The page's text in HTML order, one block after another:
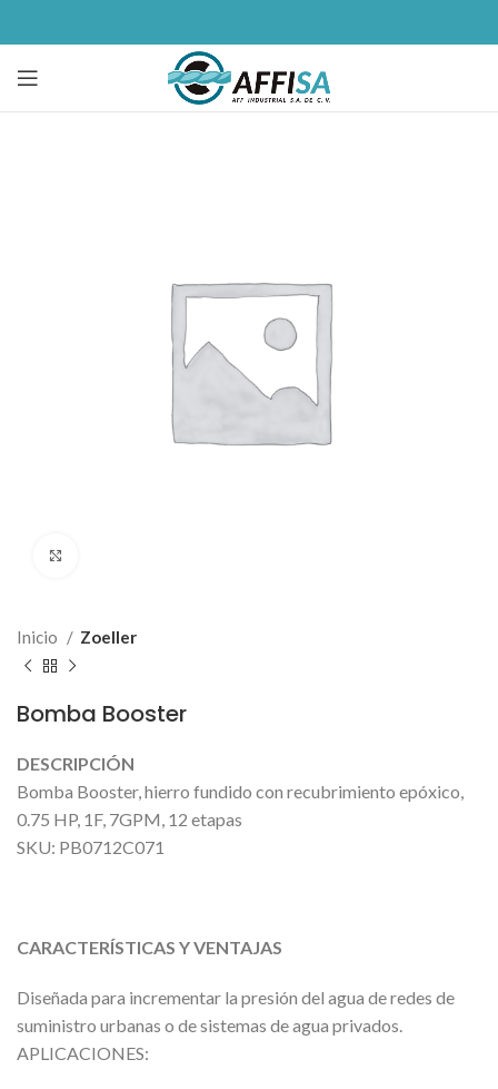
Inicio Zoeller
Bomba Booster
DESCRIPCIÓN
Bomba Booster, hierro fundido con recubrimiento epóxico,
0.75 HP, 1F, 7GPM, 12 etapas
SKU: PB0712C071
CARACTERÍSTICAS Y VENTAJAS
Diseñada para incrementar la presión del agua de redes de
suministro urbanas o de sistemas de agua privados.
APLICACIONES: